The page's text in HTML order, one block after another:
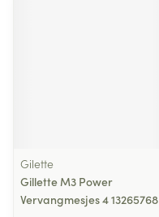
Gilette
Gillette M3 Power
Vervangmesjes 4 13265768